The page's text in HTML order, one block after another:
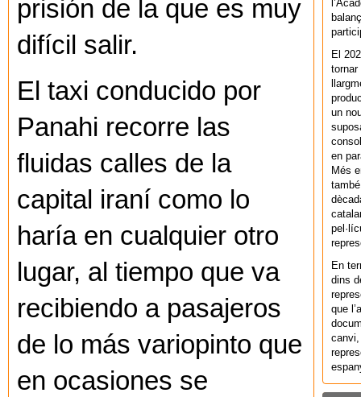
prisión de la que es muy
difícil salir.
El taxi conducido por
Panahi recorre las
fluidas calles de la
capital iraní como lo
haría en cualquier otro
lugar, al tiempo que va
recibiendo a pasajeros
de lo más variopinto que
en ocasiones se
El
un
en
Més
En
dins
que
canvi,